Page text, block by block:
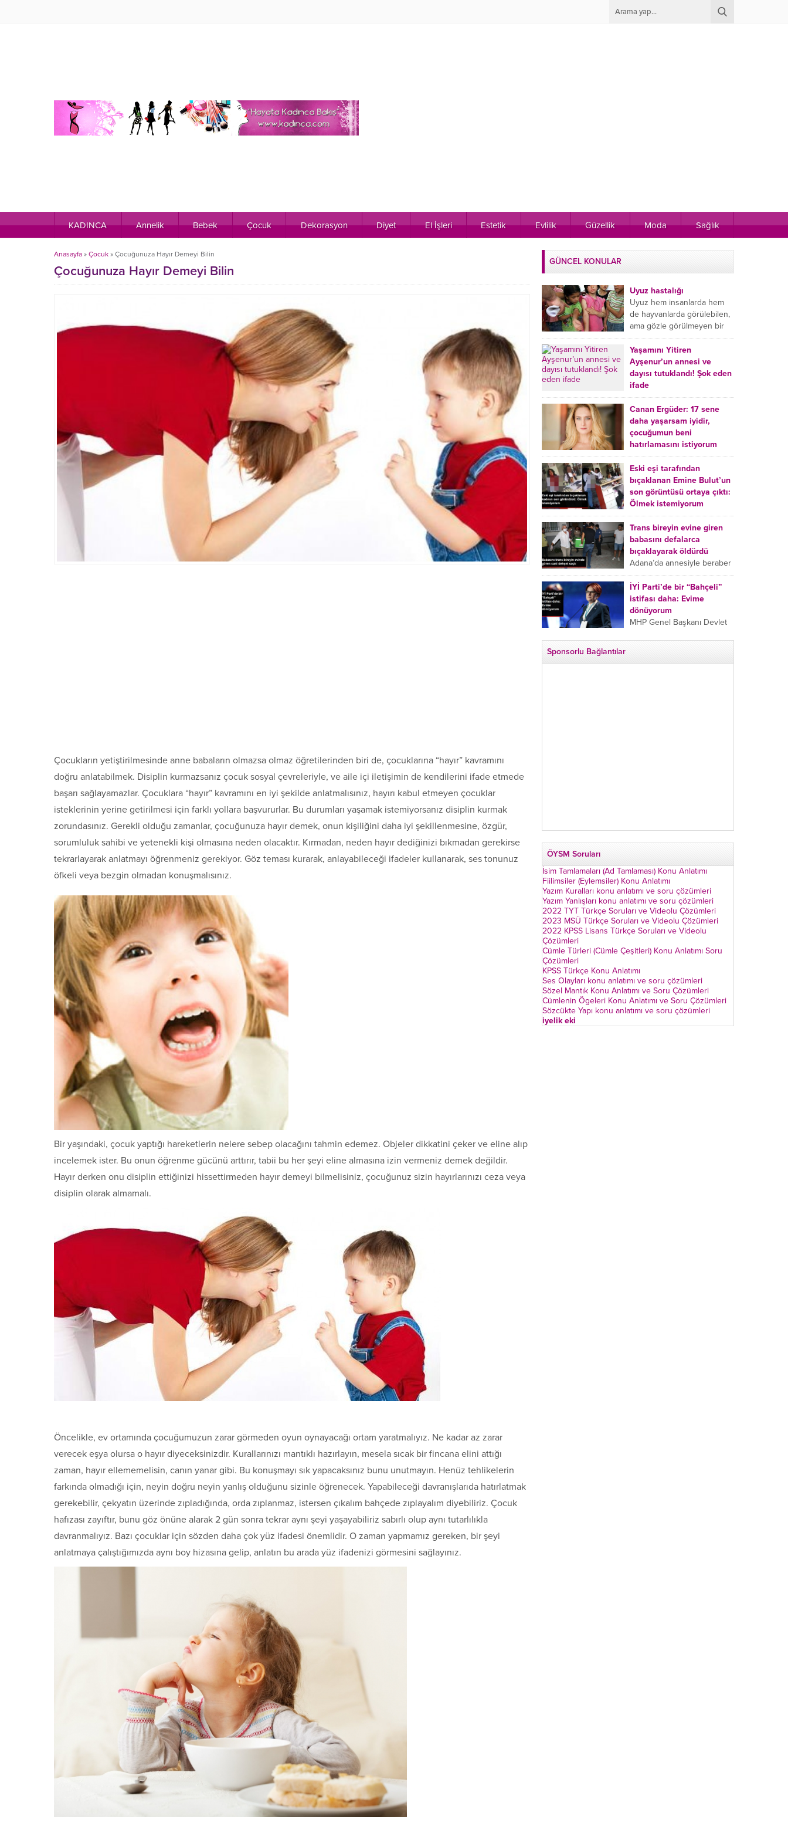
KADINCA Annelik Bebek Çocuk Dekorasyon Diyet El İşleri Estetik Evlilik Güzellik Moda Sağlık
Anasayfa » Çocuk » Çocuğunuza Hayır Demeyi Bilin
Çocuğunuza Hayır Demeyi Bilin
Çocukların yetiştirilmesinde anne babaların olmazsa olmaz öğretilerinden biri de, çocuklarına “hayır” kavramını
doğru anlatabilmek. Disiplin kurmazsanız çocuk sosyal çevreleriyle, ve aile içi iletişimin de kendilerini ifade etmede
başarı sağlayamazlar. Çocuklara “hayır” kavramını en iyi şekilde anlatmalısınız, hayırı kabul etmeyen çocuklar
isteklerinin yerine getirilmesi için farklı yollara başvururlar. Bu durumları yaşamak istemiyorsanız disiplin kurmak
zorundasınız. Gerekli olduğu zamanlar, çocuğunuza hayır demek, onun kişiliğini daha iyi şekillenmesine, özgür,
sorumluluk sahibi ve yetenekli kişi olmasına neden olacaktır. Kırmadan, neden hayır dediğinizi bıkmadan gerekirse
tekrarlayarak anlatmayı öğrenmeniz gerekiyor. Göz teması kurarak, anlayabileceği ifadeler kullanarak, ses tonunuz
öfkeli veya bezgin olmadan konuşmalısınız.
Bir yaşındaki, çocuk yaptığı hareketlerin nelere sebep olacağını tahmin edemez. Objeler dikkatini çeker ve eline alıp
incelemek ister. Bu onun öğrenme gücünü arttırır, tabii bu her şeyi eline almasına izin vermeniz demek değildir.
Hayır derken onu disiplin ettiğinizi hissettirmeden hayır demeyi bilmelisiniz, çocuğunuz sizin hayırlarınızı ceza veya
disiplin olarak almamalı.
Öncelikle, ev ortamında çocuğumuzun zarar görmeden oyun oynayacağı ortam yaratmalıyız. Ne kadar az zarar
verecek eşya olursa o hayır diyeceksinizdir. Kurallarınızı mantıklı hazırlayın, mesela sıcak bir fincana elini attığı
zaman, hayır ellememelisin, canın yanar gibi. Bu konuşmayı sık yapacaksınız bunu unutmayın. Henüz tehlikelerin
farkında olmadığı için, neyin doğru neyin yanlış olduğunu sizinle öğrenecek. Yapabileceği davranışlarıda hatırlatmak
gerekebilir, çekyatın üzerinde zıpladığında, orda zıplanmaz, istersen çıkalım bahçede zıplayalım diyebiliriz. Çocuk
hafızası zayıftır, bunu göz önüne alarak 2 gün sonra tekrar aynı şeyi yaşayabiliriz sabırlı olup aynı tutarlılıkla
davranmalıyız. Bazı çocuklar için sözden daha çok yüz ifadesi önemlidir. O zaman yapmamız gereken, bir şeyi
anlatmaya çalıştığımızda aynı boy hizasına gelip, anlatın bu arada yüz ifadenizi görmesini sağlayınız.
GÜNCEL KONULAR
Uyuz hastalığı
Uyuz hem insanlarda hem
de hayvanlarda görülebilen,
ama gözle görülmeyen bir
tür mikroplu böcek
hastalığıdır. Uyuz hastalığı
(Urticaria), deride veya...
Yaşamını Yitiren
Ayşenur’un annesi ve
dayısı tutuklandı! Şok eden
ifade
Burdur’da yatağında ölü
bulunan Ayşenur Kazık’ın (2)
annesi Kader Karadeniz (23)
ile dayısı Hızır Tunç
Çetinkaya (19) tutuklandı.
Çetinkaya, ifadesinde...
Canan Ergüder: 17 sene
daha yaşarsam iyidir,
çocuğumun beni
hatırlamasını istiyorum
Kanser tedavisi gören ünlü
oyuncu Canan Ergüder,
hastalık sürecini anlattı:
Meme kanserine yakalanan
ünlü oyuncu Canan Ergüder
aklıma ilk ölümün...
Eski eşi tarafından
bıçaklanan Emine Bulut’un
son görüntüsü ortaya çıktı:
Ölmek istemiyorum
Kırıkkale’de eski eşi
tarafından boğazından
bıçaklanan Emine Bulut’un
“Ben ölmek istemiyorum”
demesi ve yanında bulunan
10 yaşındaki kızının “Anne
lütfen...
Trans bireyin evine giren
babasını defalarca
bıçaklayarak öldürdü
Adana’da annesiyle beraber
takip ettiği babasının trans
bireyin evine girdiği gören
cani, babasını vücudunun
çeşitli yerlerinden
bıçaklayarak öldürdü.
İYİ Parti’de bir “Bahçeli”
istifası daha: Evime
dönüyorum
MHP Genel Başkanı Devlet
Sponsorlu Bağlantılar
ÖYSM Soruları
İsim Tamlamaları (Ad Tamlaması) Konu Anlatımı
Fiilimsiler (Eylemsiler) Konu Anlatımı
Yazım Kuralları konu anlatımı ve soru çözümleri
Yazım Yanlışları konu anlatımı ve soru çözümleri
2022 TYT Türkçe Soruları ve Videolu Çözümleri
2023 MSÜ Türkçe Soruları ve Videolu Çözümleri
2022 KPSS Lisans Türkçe Soruları ve Videolu
Çözümleri
Cümle Türleri (Cümle Çeşitleri) Konu Anlatımı Soru
Çözümleri
KPSS Türkçe Konu Anlatımı
Ses Olayları konu anlatımı ve soru çözümleri
Sözel Mantık Konu Anlatımı ve Soru Çözümleri
Cümlenin Ögeleri Konu Anlatımı ve Soru Çözümleri
Sözcükte Yapı konu anlatımı ve soru çözümleri
iyelik eki